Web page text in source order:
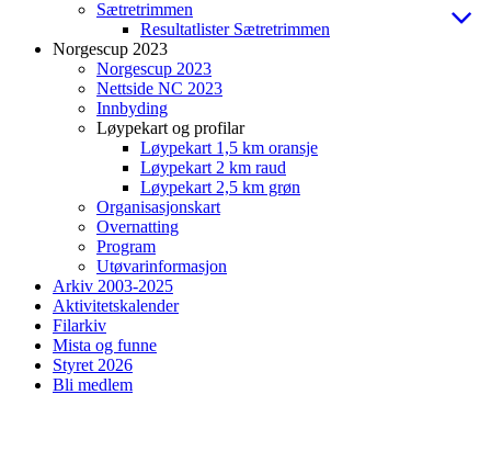
Sætretrimmen
Resultatlister Sætretrimmen
Norgescup 2023
Norgescup 2023
Nettside NC 2023
Innbyding
Løypekart og profilar
Løypekart 1,5 km oransje
Løypekart 2 km raud
Løypekart 2,5 km grøn
Organisasjonskart
Overnatting
Program
Utøvarinformasjon
Arkiv 2003-2025
Aktivitetskalender
Filarkiv
Mista og funne
Styret 2026
Bli medlem